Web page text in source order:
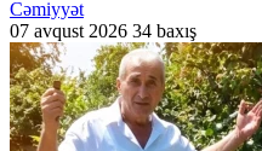
Cəmiyyət
07 avqust 2026 34 baxış